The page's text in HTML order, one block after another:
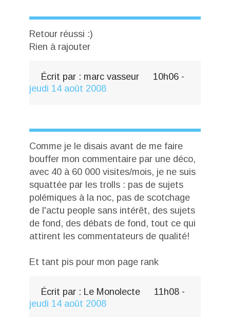
Retour réussi :)
Rien à rajouter
Écrit par : marc vasseur 10h06 -
jeudi 14 août 2008
Comme je le disais avant de me faire
bouffer mon commentaire par une déco,
avec 40 à 60 000 visites/mois, je ne suis
squattée par les trolls : pas de sujets
polémiques à la noc, pas de scotchage
de l'actu people sans intérêt, des sujets
de fond, des débats de fond, tout ce qui
attirent les commentateurs de qualité!
Et tant pis pour mon page rank
Écrit par : Le Monolecte 11h08 -
jeudi 14 août 2008